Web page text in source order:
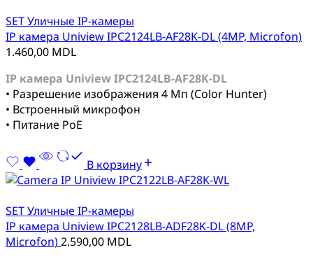
SET Уличные IP-камеры
IP камера Uniview IPC2124LB-AF28K-DL (4MP, Microfon)
1.460,00 MDL
IP камера Uniview IPC2124LB-AF28K-DL
• Разрешение изображения 4 Мп (Color Hunter)
• Встроенный микрофон
• Питание PoE
В корзину
SET Уличные IP-камеры
IP камера Uniview IPC2128LB-ADF28K-DL (8MP,
Microfon)2.590,00 MDL